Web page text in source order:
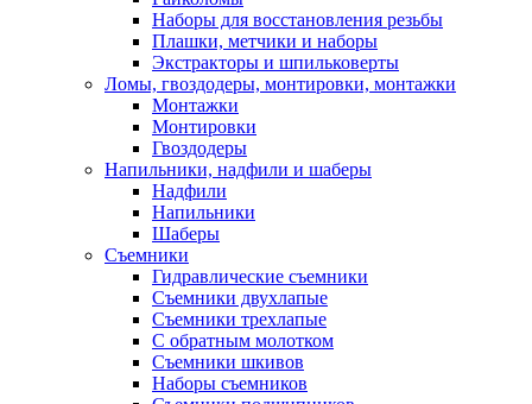
Наборы для восстановления резьбы
Плашки, метчики и наборы
Экстракторы и шпильковерты
Ломы, гвоздодеры, монтировки, монтажки
Монтажки
Монтировки
Гвоздодеры
Напильники, надфили и шаберы
Надфили
Напильники
Шаберы
Съемники
Гидравлические съемники
Съемники двухлапые
Съемники трехлапые
С обратным молотком
Съемники шкивов
Наборы съемников